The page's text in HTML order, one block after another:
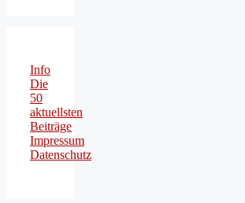
Info
Die
50
aktuellsten
Beiträge
Impressum
Datenschutz